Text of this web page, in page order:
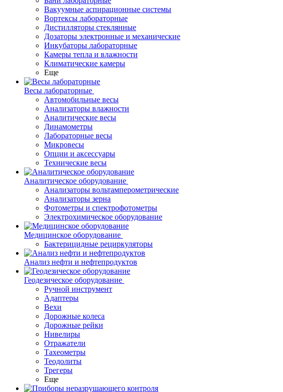
Вакуумные аспирационные системы
Вортексы лабораторные
Дистилляторы стеклянные
Дозаторы электронные и механические
Инкубаторы лабораторные
Камеры тепла и влажности
Климатические камеры
Еще
Весы лабораторные
Автомобильные весы
Анализаторы влажности
Аналитические весы
Динамометры
Лабораторные весы
Микровесы
Опции и аксессуары
Технические весы
Аналитическое оборудование
Анализаторы вольтамперометрические
Анализаторы зерна
Фотометры и спектрофотометры
Электрохимическое оборудование
Медицинское оборудование
Бактерицидные рециркуляторы
Анализ нефти и нефтепродуктов
Геодезическое оборудование
Ручной инструмент
Адаптеры
Вехи
Дорожные колеса
Дорожные рейки
Нивелиры
Отражатели
Тахеометры
Теодолиты
Трегеры
Еще